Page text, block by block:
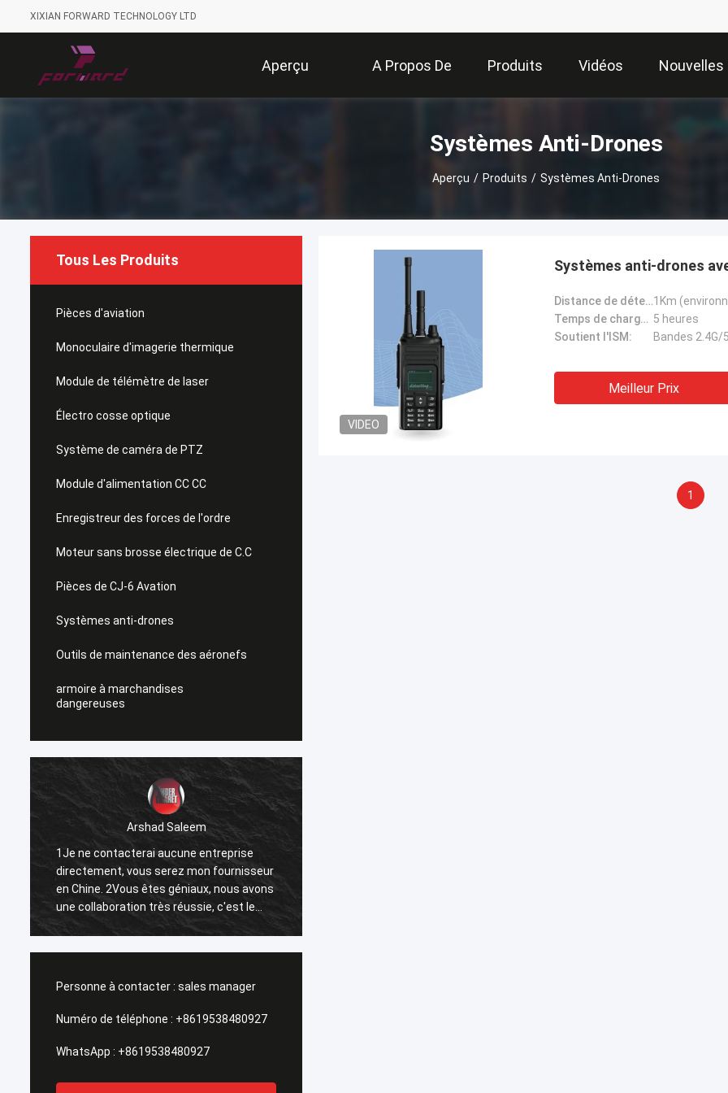
XIXIAN FORWARD TECHNOLOGY LTD
Aperçu A Propos De
Nous
Produits Vidéos Nouvelles
Systèmes Anti-Drones
Aperçu / Produits / Systèmes Anti-Drones
Tous Les Produits
Pièces d'aviation
Monoculaire d'imagerie thermique
Module de télémètre de laser
Électro cosse optique
Système de caméra de PTZ
Module d'alimentation CC CC
Enregistreur des forces de l'ordre
Moteur sans brosse électrique de C.C
Pièces de CJ-6 Avation
Systèmes anti-drones
Outils de maintenance des aéronefs
armoire à marchandises
dangereuses
Arshad Saleem
1Je ne contacterai aucune entreprise
directement, vous serez mon fournisseur
en Chine. 2Vous êtes géniaux, nous avons
une collaboration très réussie, c'est le
résultat de nos efforts communs.
Personne à contacter : sales manager
Numéro de téléphone : +8619538480927
WhatsApp : +8619538480927
VIDEO
Systèmes anti-drones
Distance de détection:1Km
Temps de charge de la batterie: 5 heures
Soutient l'ISM:
Bandes 2.4G/
Meilleur Prix
1